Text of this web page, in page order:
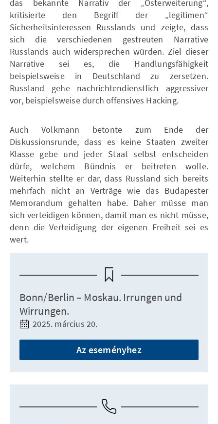
das bekannte Narrativ der „Osterweiterung“,
kritisierte den Begriff der „legitimen“
Sicherheitsinteressen Russlands und zeigte, dass
sich die verschiedenen gestreuten Narrative
Russlands auch widersprechen würden. Ziel dieser
Narrative sei es, die Handlungsfähigkeit
beispielsweise in Deutschland zu zersetzen.
Russland gehe nachrichtendienstlich aggressiver
vor, beispielsweise durch offensives Hacking.
Auch Volkmann betonte zum Ende der
Diskussionsrunde, dass es keine Staaten zweiter
Klasse gebe und jeder Staat selbst entscheiden
dürfe, welchem Bündnis er beitreten wolle.
Weiterhin stellte er dar, dass Russland sich bereits
mehrfach nicht an Verträge wie das Budapester
Memorandum gehalten habe. Daher müsse man
sich verteidigen können, damit man es nicht müsse,
denn die Verteidigung der eigenen Freiheit sei es
wert.
Bonn/Berlin – Moskau. Irrungen und
Wirrungen.
2025. március 20.
Az eseményhez